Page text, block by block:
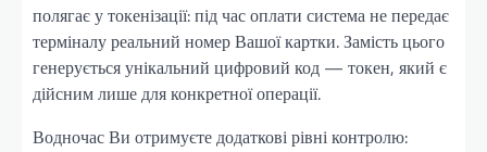
полягає у токенізації: під час оплати система не передає
терміналу реальний номер Вашої картки. Замість цього
генерується унікальний цифровий код — токен, який є
дійсним лише для конкретної операції.
Водночас Ви отримуєте додаткові рівні контролю: